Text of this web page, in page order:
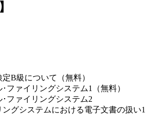
B級について（無料）
ファイリングシステム1（無料）
ファイリングシステム2
グシステムにおける電子文書の扱い1